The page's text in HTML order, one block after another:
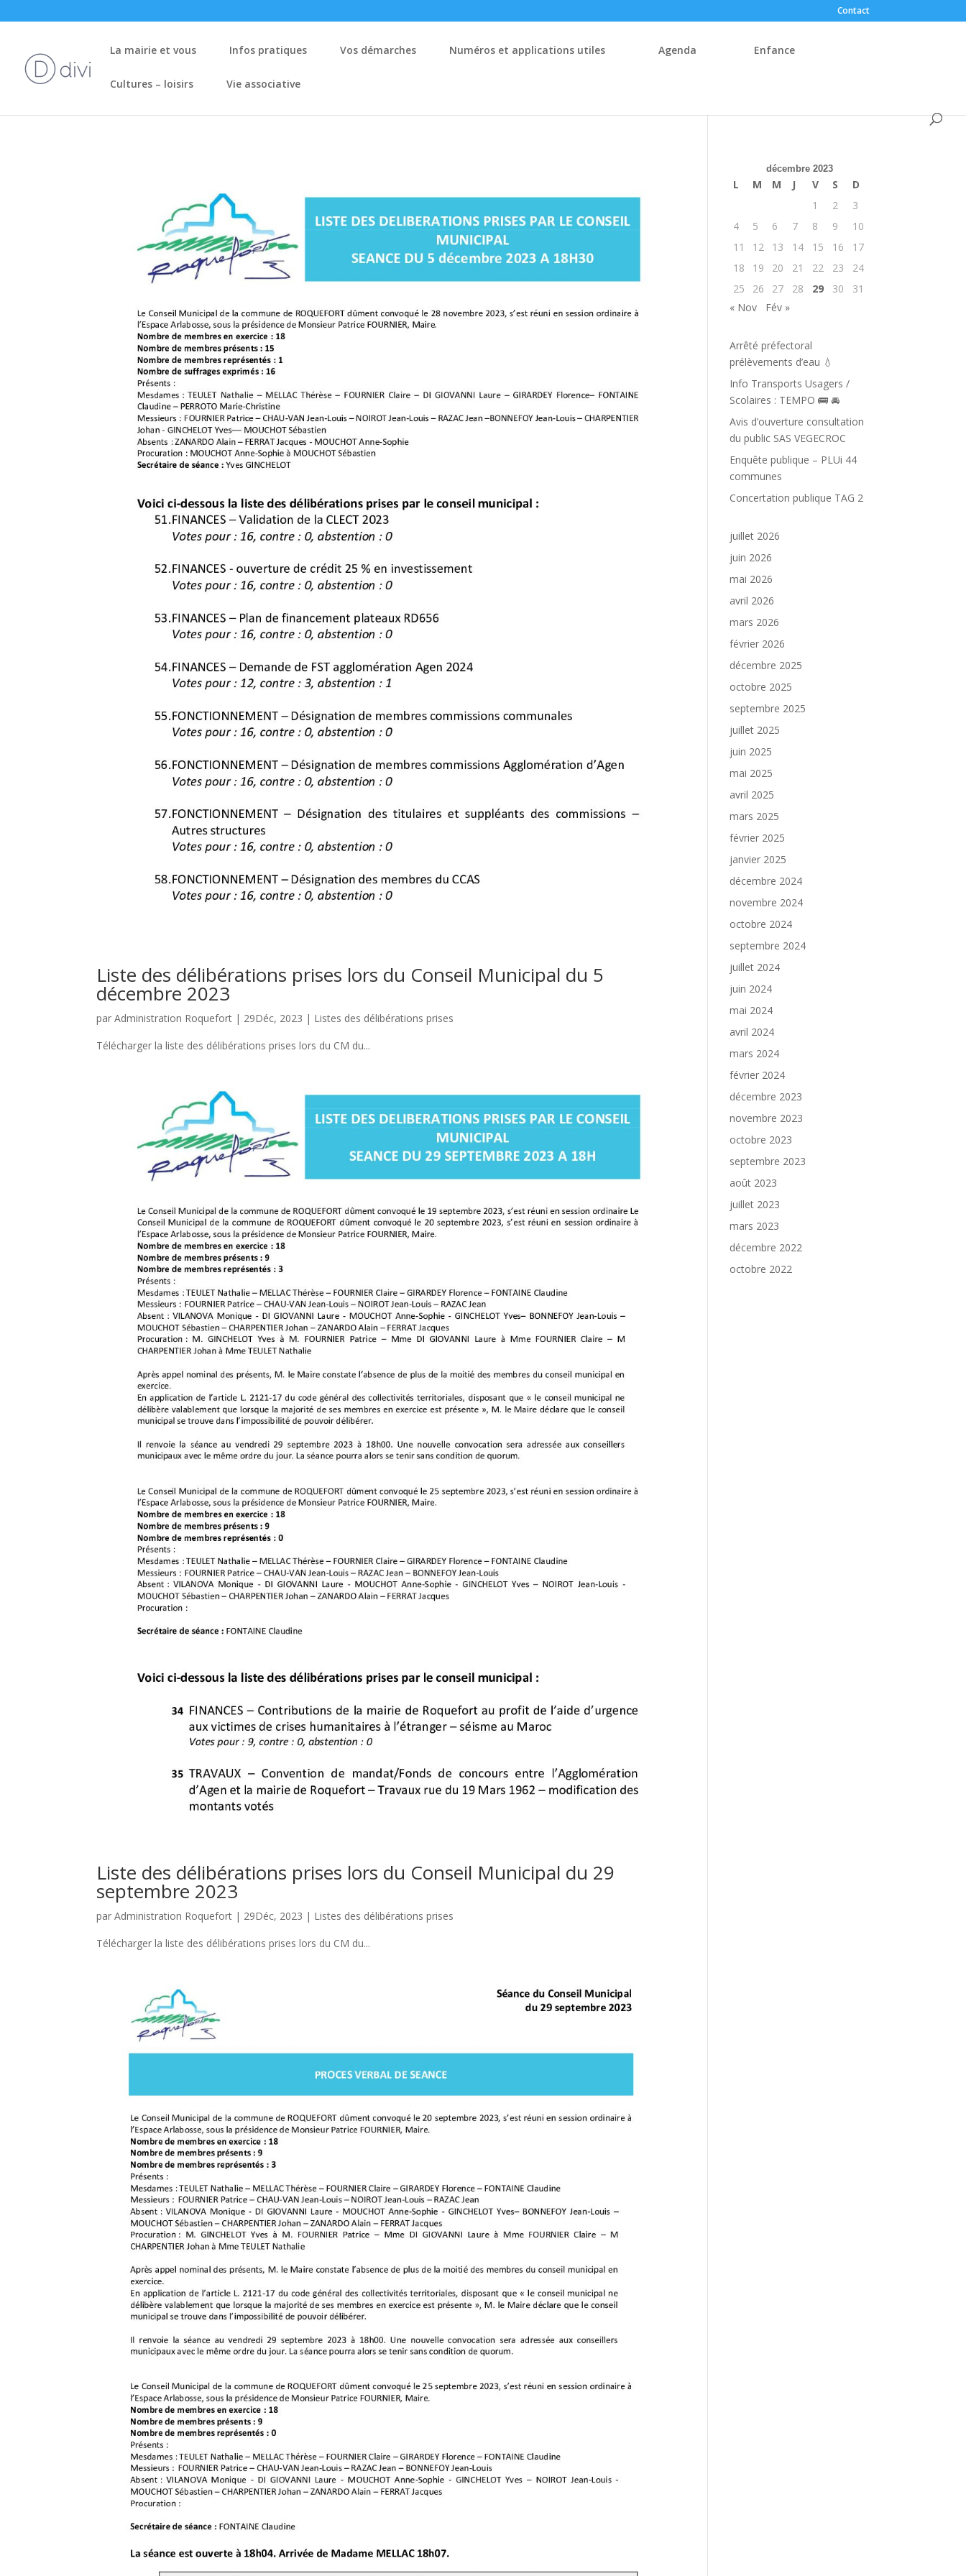
Contact
La mairie et vous Infos pratiques Vos démarches Numéros et applications utiles Agenda Enfance
Cultures – loisirs Vie associative
Liste des délibérations prises lors du Conseil Municipal du 5
décembre 2023
parAdministration Roquefort | 29Déc, 2023 | Listes des délibérations prises
Télécharger la liste des délibérations prises lors du CM du...
Liste des délibérations prises lors du Conseil Municipal du 29
septembre 2023
parAdministration Roquefort | 29Déc, 2023 | Listes des délibérations prises
Télécharger la liste des délibérations prises lors du CM du...
décembre 2023
L M M J V S
D
1
2
3
4
5 6 7 8 9
10
11
12 13 14 15 16
17
18
19 20 21 22 23
24
25
26 27 28 29 30
31
« Nov
Fév »
Arrêté préfectoral
prélèvements d’eau 💧
Info Transports Usagers /
Scolaires : TEMPO 🚌 🚘️
Avis d’ouverture consultation
du public SAS VEGECROC
Enquête publique – PLUi 44
communes
Concertation publique TAG 2
juillet 2026
juin 2026
mai 2026
avril 2026
mars 2026
février 2026
décembre 2025
octobre 2025
septembre 2025
juillet 2025
juin 2025
mai 2025
avril 2025
mars 2025
février 2025
janvier 2025
décembre 2024
novembre 2024
octobre 2024
septembre 2024
juillet 2024
juin 2024
mai 2024
avril 2024
mars 2024
février 2024
décembre 2023
novembre 2023
octobre 2023
septembre 2023
août 2023
juillet 2023
mars 2023
décembre 2022
octobre 2022